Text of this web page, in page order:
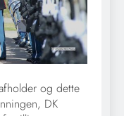
og dette
DK